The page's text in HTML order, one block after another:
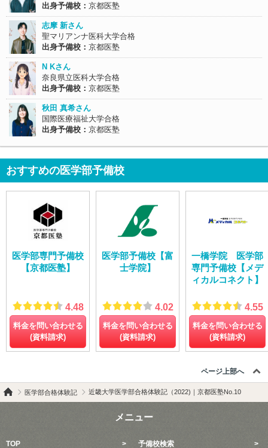
出身予備校： 京都医塾
志摩 新さん
聖マリアンナ医科大学合格
出身予備校： 京都医塾
N Kさん
奈良県立医科大学合格
出身予備校： 京都医塾
秋田 真希さん
国際医療福祉大学合格
出身予備校： 京都医塾
おすすめの医学部予備校
医学部専門予備校
【京都医塾】
4.48
料金を問い合わせる
(資料請求)
医学部予備校【富
士学院】
4.02
料金を問い合わせる
(資料請求)
一橋学院 医学部
専門予備校【メデ
ィカルコネクト】
4.55
料金を問い合わせる
(資料請求)
ページ上部へ
医学部合格体験記 近畿大学医学部合格体験記（2022)｜京都医塾No.10
メニュー
TOP 予備校検索